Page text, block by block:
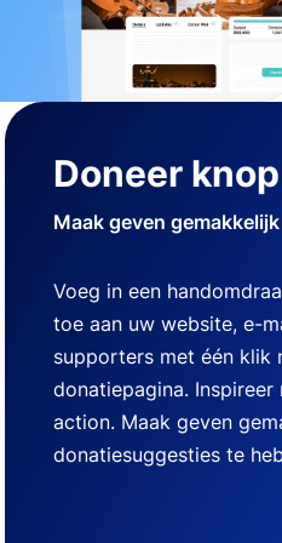
Doneer knop
Maak geven gemakkelijk
Voeg in een
toe aan uw website, e-
supporters met één klik
donatiepagina.
action. Maak geven
donatiesuggesties te